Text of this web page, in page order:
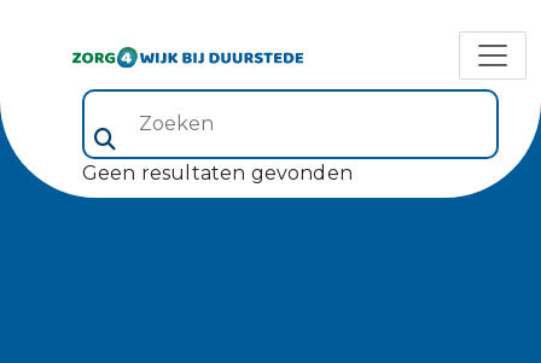
Zoeken (veld 5)
Geen resultaten gevonden